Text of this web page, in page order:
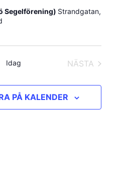
Segelförening) Strandgatan,
Idag
NÄSTA
PÅ KALENDER